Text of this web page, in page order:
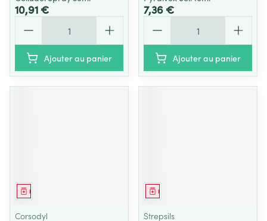
10,91 €
Ajouter au panier
7,36 €
Ajouter au panier
Médicament
Corsodyl
Médicament
Strepsils